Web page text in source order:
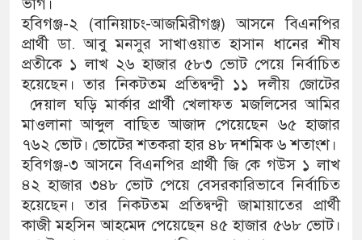
হবিগঞ্জ-২ (বানিয়াচং-আজমিরীগঞ্জ) আসনে বিএনপির
প্রার্থী ডা. আবু মনসুর সাখাওয়াত হাসান ধানের শীষ
প্রতীকে ১ লাখ ২৬ হাজার ৫৮৩ ভোট পেয়ে নির্বাচিত
হয়েছেন। তার নিকটতম প্রতিদ্বন্দ্বী ১১ দলীয় জোটের
দেয়াল ঘড়ি মার্কার প্রার্থী খেলাফত মজলিসের আমির
মাওলানা আব্দুল বাছিত আজাদ পেয়েছেন ৬৫ হাজার
৭৬২ ভোট। ভোটের শতকরা হার ৪৮ দশমিক ৬ শতাংশ।
হবিগঞ্জ-৩ আসনে বিএনপির প্রার্থী জি কে গউস ১ লাখ
৪২ হাজার ৩৪৮ ভোট পেয়ে বেসরকারিভাবে নির্বাচিত
হয়েছেন। তার নিকটতম প্রতিদ্বন্দ্বী জামায়াতের প্রার্থী
কাজী মহসিন আহমেদ পেয়েছেন ৪৫ হাজার ৫৬৮ ভোট।